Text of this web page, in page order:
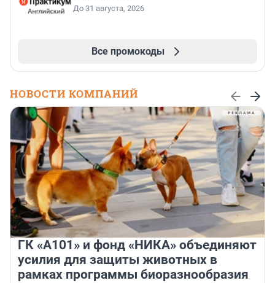
До 31 августа, 2026
Все промокоды
НОВОСТИ КОМПАНИЙ
ГК «А101» и фонд «НИКА» объединяют
усилия для защиты животных в
рамках программы биоразнообразия